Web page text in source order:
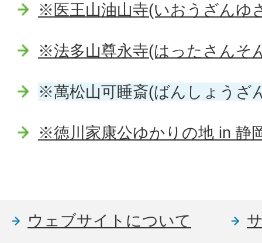
※医王山油山寺(いおうざんゆ
※法多山尊永寺(はったさんそ
※萬松山可睡斎(ばんしょうざ
※徳川家康公ゆかりの地 in 静
ウェブサイトについて